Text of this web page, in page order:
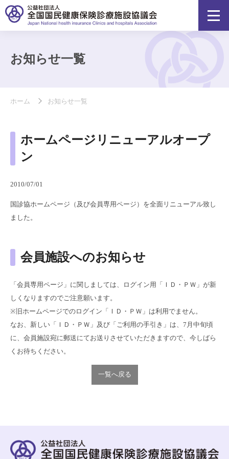
お知らせ一覧
ホーム お知らせ一覧
ホームページリニューアルオープ
ン
2010/07/01
国診協ホームページ（及び会員専用ページ）を全面リニューアル致し
ました。
会員施設へのお知らせ
「会員専用ページ」に関しましては、ログイン用「ＩＤ・ＰＷ」が新
しくなりますのでご注意願います。
※旧ホームページでのログイン「ＩＤ・ＰＷ」は利用でません。
なお、新しい「ＩＤ・ＰＷ」及び「ご利用の手引き」は、7月中旬頃
に、会員施設宛に郵送にてお送りさせていただきますので、今しばら
くお待ちください。
一覧へ戻る